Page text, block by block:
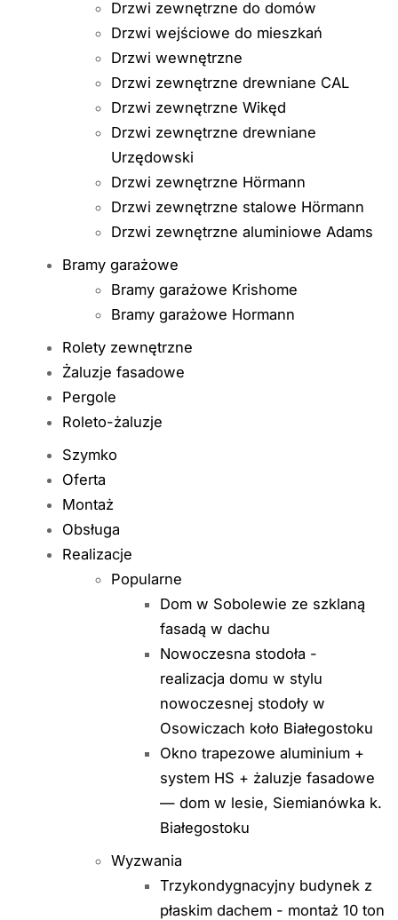
Drzwi zewnętrzne do domów
Drzwi wejściowe do mieszkań
Drzwi wewnętrzne
Drzwi zewnętrzne drewniane CAL
Drzwi zewnętrzne Wikęd
Drzwi zewnętrzne drewniane
Urzędowski
Drzwi zewnętrzne Hörmann
Drzwi zewnętrzne stalowe Hörmann
Drzwi zewnętrzne aluminiowe Adams
Bramy garażowe
Bramy garażowe Krishome
Bramy garażowe Hormann
Rolety zewnętrzne
Żaluzje fasadowe
Pergole
Roleto-żaluzje
Szymko
Oferta
Montaż
Obsługa
Realizacje
Popularne
Dom w Sobolewie ze szklaną
fasadą w dachu
Nowoczesna stodoła -
realizacja domu w stylu
nowoczesnej stodoły w
Osowiczach koło Białegostoku
Okno trapezowe aluminium +
system HS + żaluzje fasadowe
— dom w lesie, Siemianówka k.
Białegostoku
Wyzwania
Trzykondygnacyjny budynek z
płaskim dachem - montaż 10 ton